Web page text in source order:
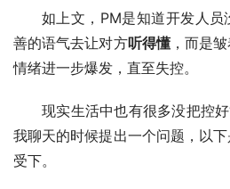
如上文，PM是知道开发人
善的语气去让对方听得懂，而是
情绪进一步爆发，直至失控。
现实生活中也有很多没把控
我聊天的时候提出一个问题，以
受下。